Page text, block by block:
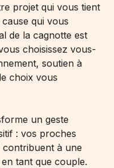
projet qui vous tient
qui vous
de la cagnotte est
choisissez vous-
soutien à
choix vous
un geste
: vos proches
à une
tant que couple.